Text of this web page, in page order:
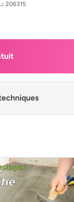
206315